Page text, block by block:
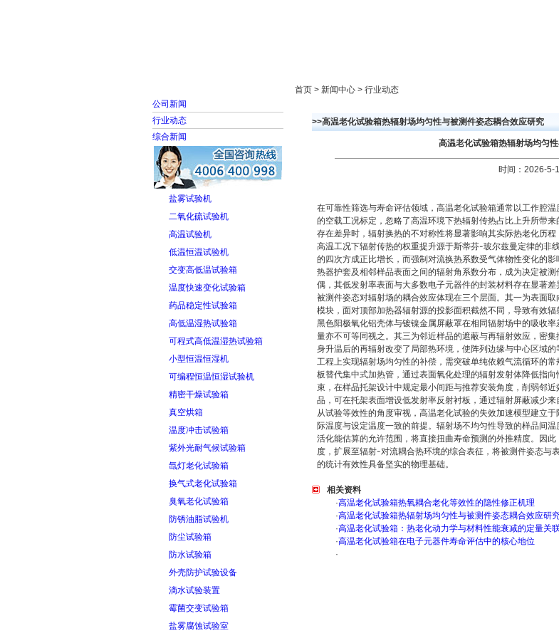
公司新闻
行业动态
综合新闻
盐雾试验机
二氧化硫试验机
高温试验机
低温恒温试验机
交变高低温试验箱
温度快速变化试验箱
药品稳定性试验箱
高低温湿热试验箱
可程式高低温湿热试验箱
小型恒温恒湿机
可编程恒温恒湿试验机
精密干燥试验箱
真空烘箱
温度冲击试验箱
紫外光耐气候试验箱
氙灯老化试验箱
换气式老化试验箱
臭氧老化试验箱
防锈油脂试验机
防尘试验箱
防水试验箱
外壳防护试验设备
滴水试验装置
霉菌交变试验箱
盐雾腐蚀试验室
首页 > 新闻中心 > 行业动态
>>高温老化试验箱热辐射场均匀性与被测件姿态耦合效应研究
高温老化试验箱热辐射场均匀
时间：2026-5-
在可靠性筛选与寿命评估领域，高温老化试验箱通常以工作腔
的空载工况标定，忽略了高温环境下热辐射传热占比上升所带
存在差异时，辐射换热的不对称性将显著影响其实际热老化历程
高温工况下辐射传热的权重提升源于斯蒂芬-玻尔兹曼定律的非
的四次方成正比增长，而强制对流换热系数受气体物性变化的
热器护套及相邻样品表面之间的辐射角系数分布，成为决定被
偶，其低发射率表面与大多数电子元器件的封装材料存在显著
被测件姿态对辐射场的耦合效应体现在三个层面。其一为表面
模块，面对顶部加热器辐射源的投影面积截然不同，导致有效
黑色阳极氧化铝壳体与镀镍金属屏蔽罩在相同辐射场中的吸收
量亦不可等同视之。其三为邻近样品的遮蔽与再辐射效应，密
身升温后的再辐射改变了局部热环境，使阵列边缘与中心区域的
工程上实现辐射场均匀性的补偿，需突破单纯依赖气流循环的
板替代集中式加热管，通过表面氧化处理的辐射发射体降低指
束，在样品托架设计中规定最小间距与推荐安装角度，削弱邻
品，可在托架表面增设低发射率反射衬板，通过辐射屏蔽减少来
从试验等效性的角度审视，高温老化试验的失效加速模型建立
际温度与设定温度一致的前提。辐射场不均匀性导致的样品间
活化能估算的允许范围，将直接扭曲寿命预测的外推精度。因
度，扩展至辐射-对流耦合热环境的综合表征，将被测件姿态与
的统计有效性具备坚实的物理基础。
相关资料
·高温老化试验箱热氧耦合老化等效性的隐性修正机理
·高温老化试验箱热辐射场均匀性与被测件姿态耦合效应研
·高温老化试验箱：热老化动力学与材料性能衰减的定量关
·高温老化试验箱在电子元器件寿命评估中的核心地位
·